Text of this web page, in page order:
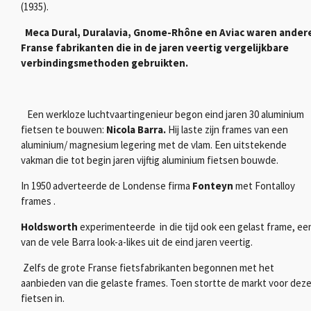
(1935).
Meca Dural, Duralavia, Gnome-Rhône en Aviac waren
Franse fabrikanten die in de jaren veertig vergelijkbare
verbindingsmethoden gebruikten.
Een werkloze luchtvaartingenieur begon eind jaren 30 aluminium
fietsen te bouwen: Nicola Barra. Hij laste zijn frames van een
aluminium/ magnesium legering met de vlam. Een uitstekende
vakman die tot begin jaren vijftig aluminium fietsen bouwde.
In 1950 adverteerde de Londense firma Fonteyn met Fontalloy
frames .
Holdsworth experimenteerde in die tijd ook een gelast frame,
van de vele Barra look-a-likes uit de eind jaren veertig.
Zelfs de grote Franse fietsfabrikanten begonnen met het
aanbieden van die gelaste frames. Toen stortte de markt voor deze
fietsen in.